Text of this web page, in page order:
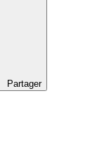
Partager